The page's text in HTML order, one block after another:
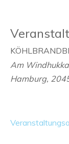
Am
Hamburg,